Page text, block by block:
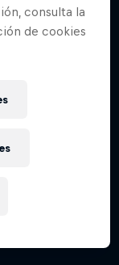
consulta la
de cookies